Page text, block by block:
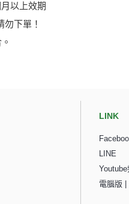
以上效期
下單！
LINK
LINE
電腦版